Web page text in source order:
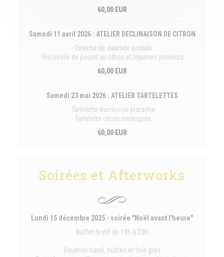
60,00 EUR
Samedi 11 avril 2026 : ATELIER DECLINAISON DE CITRON
- Ceviche de daurade acidulé.
- Fricassée de poulet au citron et légumes primeurs.
60,00 EUR
Samedi 23 mai 2026 : ATELIER TARTELETTES
- Tartelette framboise pistache.
- Tartelette citron meringuée.
60,00 EUR
Soirées et Afterworks
Lundi 15 décembre 2025 - soirée "Noël avant l'heure"
Buffet festif de 19h à 23h
Saumon fumé, huîtres et foie gras